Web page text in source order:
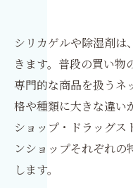
シリカゲルや除湿剤は
きます。普段の買い物
専門的な商品を扱うネ
格や種類に大きな違い
ショップ・ドラッグス
ンショップそれぞれ
します。